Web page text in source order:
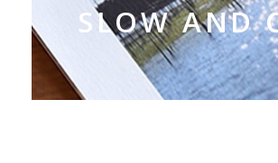
SLOW AND